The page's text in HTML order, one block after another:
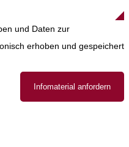
und Daten zur
erhoben und gespeichert
Infomaterial anfordern